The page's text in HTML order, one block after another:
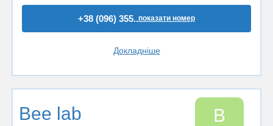
+38 (096) 355..показати номер
Докладніше
Bee lab B